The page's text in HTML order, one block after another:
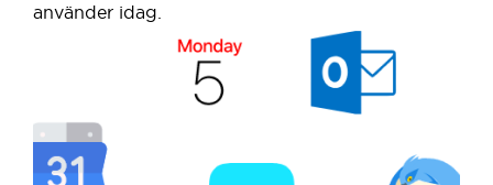
använder idag.